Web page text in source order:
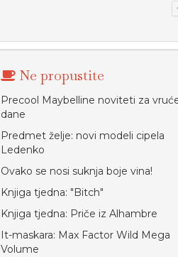
Ne propustite
Precool Maybelline noviteti za
dane
Predmet želje: novi modeli cipela
Ledenko
Ovako se nosi suknja boje vina!
Knjiga tjedna: "Bitch"
Knjiga tjedna: Priče iz Alhambre
It-maskara: Max Factor Wild Mega
Volume